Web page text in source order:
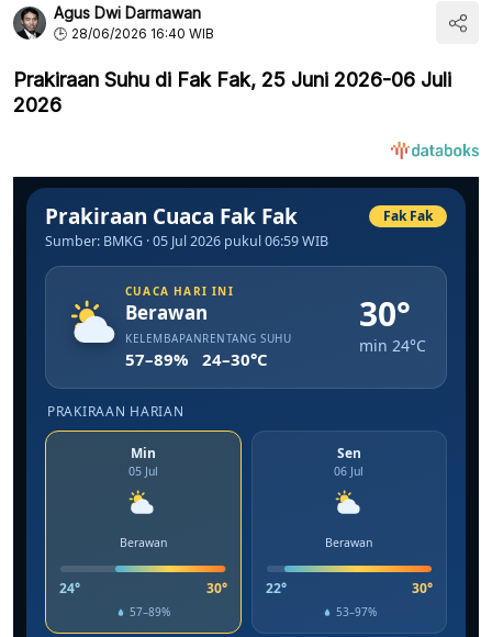
Agus Dwi Darmawan
28/06/2026 16:40 WIB
Prakiraan Suhu di Fak Fak, 25 Juni 2026-06 Juli
2026